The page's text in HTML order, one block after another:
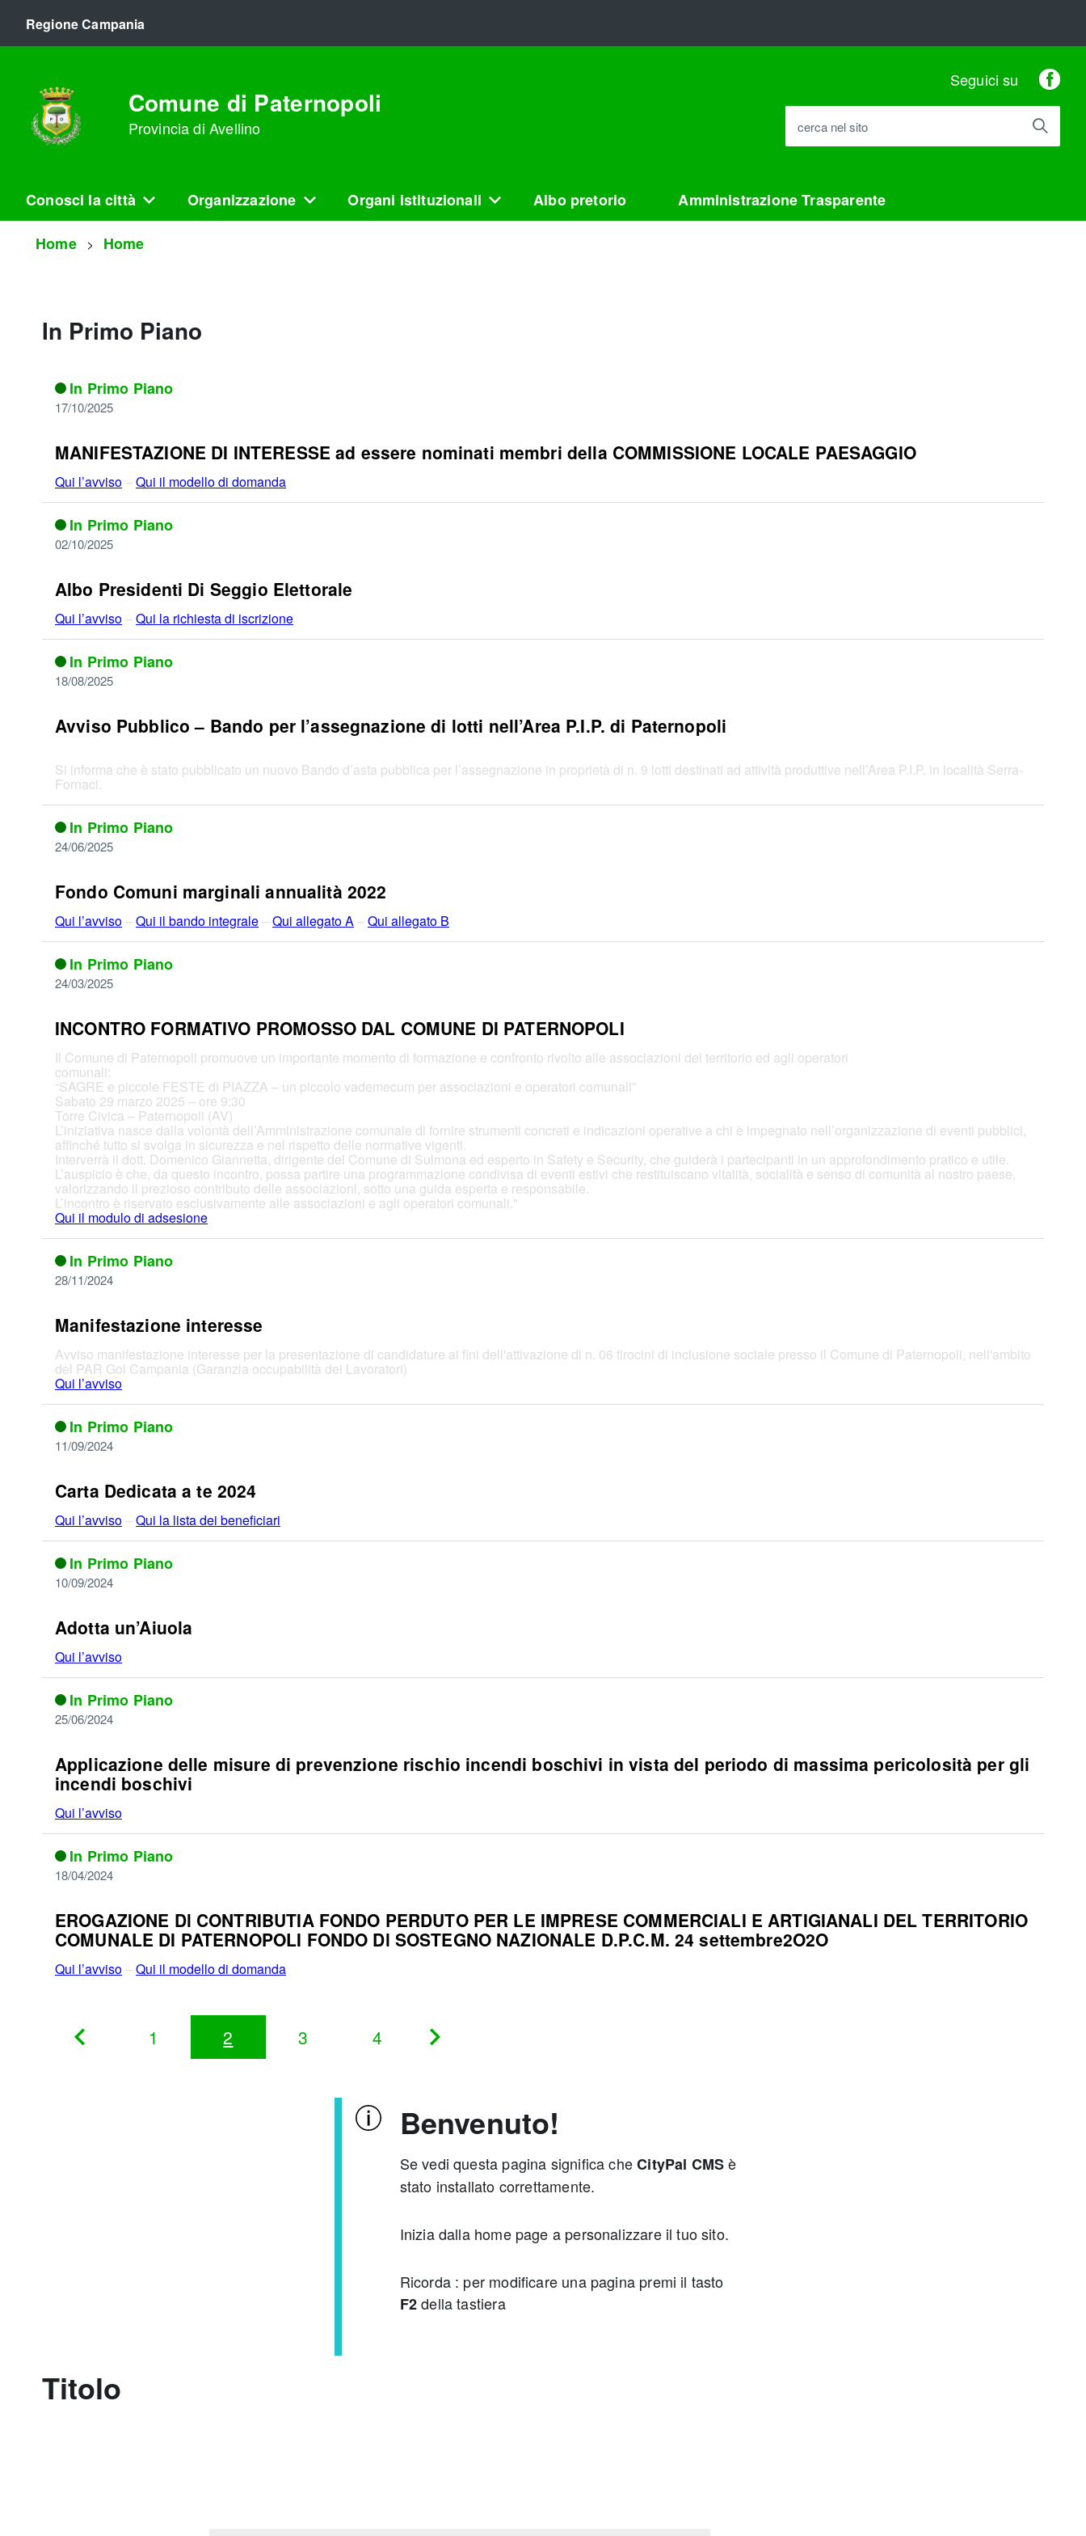
Regione Campania
Comune di Paternopoli
Provincia di Avellino
Seguici su
cerca nel sito
Conosci la città Organizzazione Organi istituzionali Albo pretorio Amministrazione Trasparente
Home Home
In Primo Piano
In Primo Piano
17/10/2025
MANIFESTAZIONE DI INTERESSE ad essere nominati membri della COMMISSIONE LOCALE PAESAGGIO
Qui l’avviso–Qui il modello di domanda
In Primo Piano
02/10/2025
Albo Presidenti Di Seggio Elettorale
Qui l’avviso–Qui la richiesta di iscrizione
In Primo Piano
18/08/2025
Avviso Pubblico – Bando per l’assegnazione di lotti nell’Area P.I.P. di Paternopoli
Si informa che è stato pubblicato un nuovo Bando d’asta pubblica per l’assegnazione in proprietà di n. 9 lotti destinati ad attività produttive nell’Area P.I.P. in località Serra-
Fornaci.
In Primo Piano
24/06/2025
Fondo Comuni marginali annualità 2022
Qui l’avviso–Qui il bando integrale–Qui allegato A–Qui allegato B
In Primo Piano
24/03/2025
INCONTRO FORMATIVO PROMOSSO DAL COMUNE DI PATERNOPOLI
Il Comune di Paternopoli promuove un importante momento di formazione e confronto rivolto alle associazioni del territorio ed agli operatori
comunali:
“SAGRE e piccole FESTE di PIAZZA – un piccolo vademecum per associazioni e operatori comunali”
Sabato 29 marzo 2025 – ore 9:30
Torre Civica – Paternopoli (AV)
L’iniziativa nasce dalla volontà dell’Amministrazione comunale di fornire strumenti concreti e indicazioni operative a chi è impegnato nell’organizzazione di eventi pubblici,
affinché tutto si svolga in sicurezza e nel rispetto delle normative vigenti.
Interverrà il dott. Domenico Giannetta, dirigente del Comune di Sulmona ed esperto in Safety e Security, che guiderà i partecipanti in un approfondimento pratico e utile.
L’auspicio è che, da questo incontro, possa partire una programmazione condivisa di eventi estivi che restituiscano vitalità, socialità e senso di comunità al nostro paese,
valorizzando il prezioso contributo delle associazioni, sotto una guida esperta e responsabile.
L’incontro è riservato esclusivamente alle associazioni e agli operatori comunali."
Qui il modulo di adsesione
In Primo Piano
28/11/2024
Manifestazione interesse
Avviso manifestazione interesse per la presentazione di candidature ai fini dell'attivazione di n. 06 tirocini di inclusione sociale presso il Comune di Paternopoli, nell'ambito
del PAR Gol Campania (Garanzia occupabilità dei Lavoratori)
Qui l’avviso
In Primo Piano
11/09/2024
Carta Dedicata a te 2024
Qui l’avviso–Qui la lista dei beneficiari
In Primo Piano
10/09/2024
Adotta un’Aiuola
Qui l’avviso
In Primo Piano
25/06/2024
Applicazione delle misure di prevenzione rischio incendi boschivi in vista del periodo di massima pericolosità per gli
incendi boschivi
Qui l’avviso
In Primo Piano
18/04/2024
EROGAZIONE Dl CONTRIBUTIA FONDO PERDUTO PER LE IMPRESE COMMERCIALI E ARTIGIANALI DEL TERRITORIO
COMUNALE DI PATERNOPOLI FONDO Dl SOSTEGNO NAZIONALE D.P.C.M. 24 settembre2O2O
Qui l’avviso–Qui il modello di domanda
1 2 3 4
Benvenuto!
Se vedi questa pagina significa cheCityPal CMSè
stato installato correttamente.
Inizia dalla home page a personalizzare il tuo sito.
Ricorda : per modificare una pagina premi il tasto
F2della tastiera
Titolo